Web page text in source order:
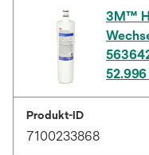
3M™
Produkt-ID
7100233868